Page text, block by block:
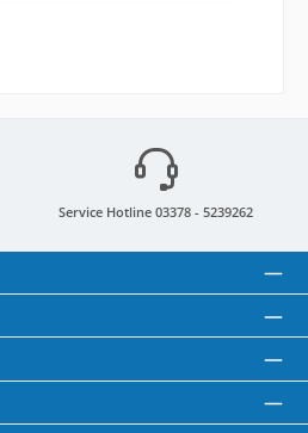
Service Hotline 03378 - 5239262